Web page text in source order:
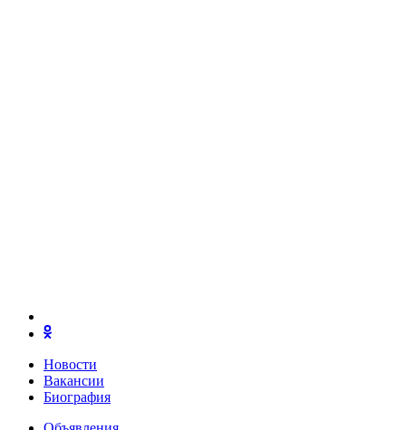
Новости
Вакансии
Биография